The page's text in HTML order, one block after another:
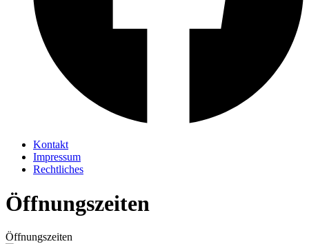
Kontakt
Impressum
Rechtliches
Öffnungszeiten
Öffnungszeiten